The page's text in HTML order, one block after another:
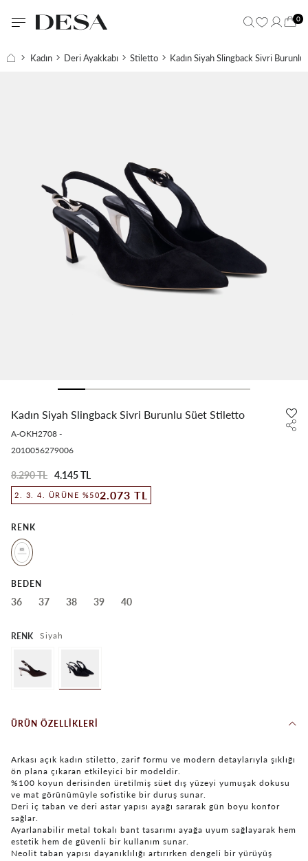
0
Kadın Deri Ayakkabı Stiletto Kadın Siyah Slingback Sivri
Kadın Siyah Slingback Sivri Burunlu Süet Stiletto
A-OKH2708 -
2010056279006
8.290 TL 4.145 TL
2. 3. 4. ÜRÜNE %502.073 TL
RENK
BEDEN
36 37 38 39 40
RENK Siyah
ÜRÜN ÖZELLIKLERI
Arkası açık kadın stiletto, zarif formu ve modern detaylarıyla şıklığı
ön plana çıkaran etkileyici bir modeldir.
%100 koyun derisinden üretilmiş süet dış yüzeyi yumuşak dokusu
ve mat görünümüyle sofistike bir duruş sunar.
Deri iç taban ve deri astar yapısı ayağı sararak gün boyu konfor
sağlar.
Ayarlanabilir metal tokalı bant tasarımı ayağa uyum sağlayarak hem
estetik hem de güvenli bir kullanım sunar.
Neolit taban yapısı dayanıklılığı artırırken dengeli bir yürüyüş